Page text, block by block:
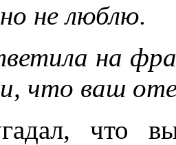
не люблю.
на
что ваш
что